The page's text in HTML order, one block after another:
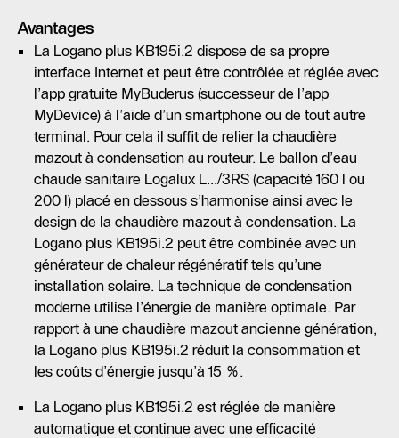
Avantages
La Logano plus KB195i.2 dispose de sa propre
interface Internet et peut être contrôlée et réglée avec
l’app gratuite MyBuderus (successeur de l’app
MyDevice) à l’aide d’un smartphone ou de tout autre
terminal. Pour cela il suffit de relier la chaudière
mazout à condensation au routeur. Le ballon d’eau
chaude sanitaire Logalux L.../3RS (capacité 160 l ou
200 l) placé en dessous s’harmonise ainsi avec le
design de la chaudière mazout à condensation. La
Logano plus KB195i.2 peut être combinée avec un
générateur de chaleur régénératif tels qu’une
installation solaire. La technique de condensation
moderne utilise l’énergie de manière optimale. Par
rapport à une chaudière mazout ancienne génération,
la Logano plus KB195i.2 réduit la consommation et
les coûts d’énergie jusqu’à 15 %.
La Logano plus KB195i.2 est réglée de manière
automatique et continue avec une efficacité